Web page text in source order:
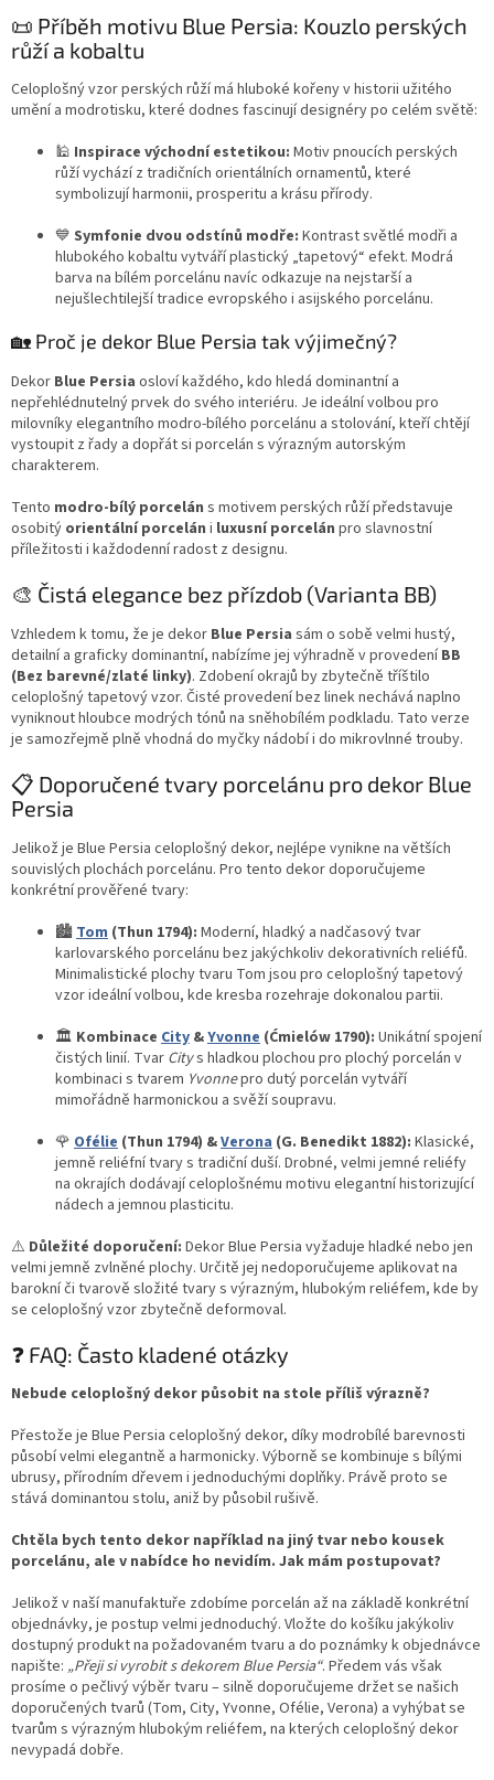
a
p
r
k
y
v
p
i
s
u
v
á
📜 Příběh motivu Blue Persia: Kouzlo perských
růží a kobaltu
Celoplošný vzor perských růží má hluboké kořeny v historii užitého
umění a modrotisku, které dodnes fascinují designéry po celém světě:
🕌 Inspirace východní estetikou: Motiv pnoucích perských
růží vychází z tradičních orientálních ornamentů, které
symbolizují harmonii, prosperitu a krásu přírody.
💙 Symfonie dvou odstínů modře: Kontrast světlé modři a
hlubokého kobaltu vytváří plastický „tapetový“ efekt. Modrá
barva na bílém porcelánu navíc odkazuje na nejstarší a
nejušlechtilejší tradice evropského i asijského porcelánu.
🏡 Proč je dekor Blue Persia tak výjimečný?
Dekor Blue Persia osloví každého, kdo hledá dominantní a
nepřehlédnutelný prvek do svého interiéru. Je ideální volbou pro
milovníky elegantního modro-bílého porcelánu a stolování, kteří chtějí
vystoupit z řady a dopřát si porcelán s výrazným autorským
charakterem.
Tento modro-bílý porcelán s motivem perských růží představuje
osobitý orientální porcelán i luxusní porcelán pro slavnostní
příležitosti i každodenní radost z designu.
🎨 Čistá elegance bez přízdob (Varianta BB)
Vzhledem k tomu, že je dekor Blue Persia sám o sobě velmi hustý,
detailní a graficky dominantní, nabízíme jej výhradně v provedeníBB
(Bez barevné/zlaté linky). Zdobení okrajů by zbytečně tříštilo
celoplošný tapetový vzor. Čisté provedení bez linek nechává naplno
vyniknout hloubce modrých tónů na sněhobílém podkladu. Tato verze
je samozřejmě plně vhodná do myčky nádobí i do mikrovlnné trouby.
📋 Doporučené tvary porcelánu pro dekor Blue
Persia
Jelikož je Blue Persia celoplošný dekor, nejlépe vynikne na větších
souvislých plochách porcelánu. Pro tento dekor doporučujeme
konkrétní prověřené tvary:
🏙️ Tom (Thun 1794): Moderní, hladký a nadčasový tvar
karlovarského porcelánu bez jakýchkoliv dekorativních reliéfů.
Minimalistické plochy tvaru Tom jsou pro celoplošný tapetový
vzor ideální volbou, kde kresba rozehraje dokonalou partii.
🏛️ Kombinace City &Yvonne (Ćmielów 1790): Unikátní spojení
čistých linií. Tvar Citys hladkou plochou pro plochý porcelán v
kombinaci s tvarem Yvonnepro dutý porcelán vytváří
mimořádně harmonickou a svěží soupravu.
🌹 Ofélie (Thun 1794) &Verona (G. Benedikt 1882): Klasické,
jemně reliéfní tvary s tradiční duší. Drobné, velmi jemné reliéfy
na okrajích dodávají celoplošnému motivu elegantní historizující
nádech a jemnou plasticitu.
⚠️ Důležité doporučení: Dekor Blue Persia vyžaduje hladké nebo jen
velmi jemně zvlněné plochy. Určitě jej nedoporučujeme aplikovat na
barokní či tvarově složité tvary s výrazným, hlubokým reliéfem, kde by
se celoplošný vzor zbytečně deformoval.
❓ FAQ: Často kladené otázky
Nebude celoplošný dekor působit na stole příliš výrazně?
Přestože je Blue Persia celoplošný dekor, díky modrobílé barevnosti
působí velmi elegantně a harmonicky. Výborně se kombinuje s bílými
ubrusy, přírodním dřevem i jednoduchými doplňky. Právě proto se
stává dominantou stolu, aniž by působil rušivě.
Chtěla bych tento dekor například na jiný tvar nebo kousek
porcelánu, ale v nabídce ho nevidím. Jak mám postupovat?
Jelikož v naší manufaktuře zdobíme porcelán až na základě konkrétní
objednávky, je postup velmi jednoduchý. Vložte do košíku jakýkoliv
dostupný produkt na požadovaném tvaru a do poznámky k objednávce
napište: „Přeji si vyrobit s dekorem Blue Persia“. Předem vás však
prosíme o pečlivý výběr tvaru – silně doporučujeme držet se našich
doporučených tvarů (Tom, City, Yvonne, Ofélie, Verona) a vyhýbat se
tvarům s výrazným hlubokým reliéfem, na kterých celoplošný dekor
nevypadá dobře.